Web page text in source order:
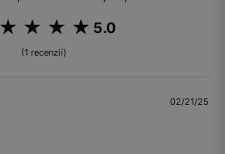
5.0
(1 recenzií)
02/21/25